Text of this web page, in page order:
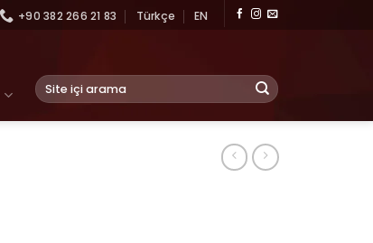
+90 382 266 21 83 Türkçe EN
Ara: